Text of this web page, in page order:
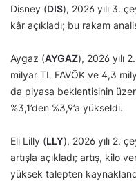
Disney (DIS), 2026 yılı 3.
kâr açıkladı; bu rakam
Aygaz (AYGAZ), 2026 yılı
milyar TL FAVÖK ve 4,3
da piyasa beklentisinin
%3,1’den %3,9’a yükseldi.
Eli Lilly (LLY), 2026 yılı 2.
artışla açıkladı; artış, kilo
yüksek talepten